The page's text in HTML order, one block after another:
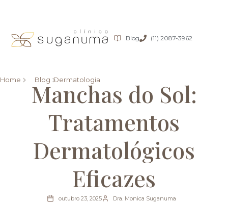
Blog (11) 2087-3962
Home Blog Dermatologia
Manchas do Sol:
Tratamentos
Dermatológicos
Eficazes
outubro 23, 2025 Dra. Monica Suganuma